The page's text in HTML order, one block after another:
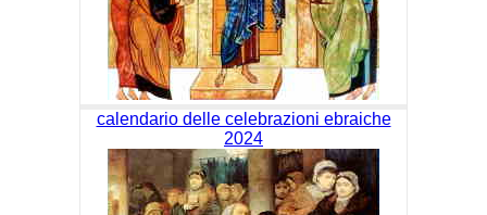
calendario delle celebrazioni ebraiche
2024